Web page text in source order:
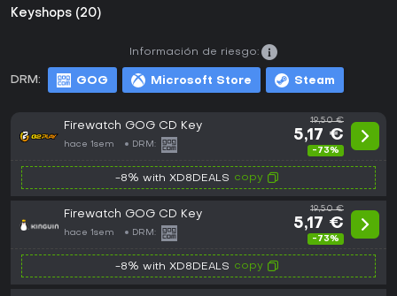
Keyshops (20)
DRM: GOG Microsoft Store Steam
Información de riesgo:
Firewatch GOG CD Key
hace 1sem DRM:
19,50 €
5,17 €
-73%
-8% with XD8DEALS copy
Firewatch GOG CD Key
hace 1sem DRM:
19,50 €
5,17 €
-73%
-8% with XD8DEALS copy